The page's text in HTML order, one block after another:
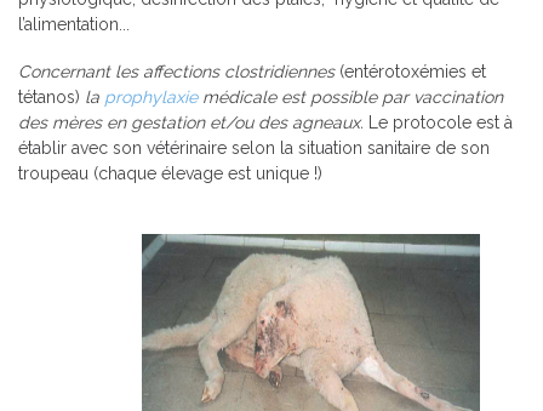
l’alimentation...
Concernant les affections clostridiennes (entérotoxémies et
tétanos) la prophylaxiemédicale est possible par vaccination
des mères en gestation et/ou des agneaux.
Le protocole est à
établir avec son vétérinaire selon la situation sanitaire de son
troupeau (chaque élevage est unique !)